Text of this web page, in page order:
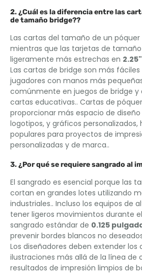
2. ¿Cuál es la diferencia entre las
de tamaño bridge??
Las cartas del tamaño de un póquer
mientras que las tarjetas de
ligeramente más estrechas en
Las cartas de bridge son más
jugadores con manos más
comúnmente en juegos de bridge y
cartas educativas.. Cartas de
proporcionar más espacio de
logotipos, y gráficos personalizados,
populares para proyectos de
personalizadas y de marca..
3. ¿Por qué se requiere sangrado al
El sangrado es esencial porque las
cortan en grandes lotes utilizando
industriales.. Incluso los equipos de
tener ligeros movimientos durante
sangrado estándar de 0.125
prevenir bordes blancos no
Los diseñadores deben extender los
ilustraciones más allá de la línea de
resultados de impresión limpios de